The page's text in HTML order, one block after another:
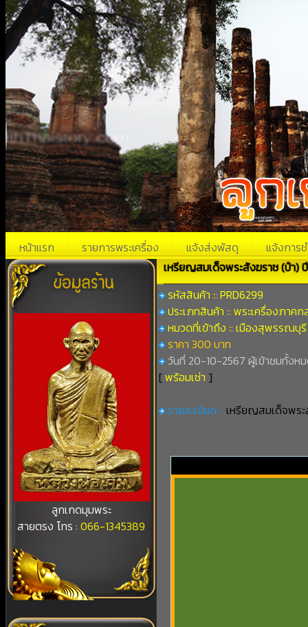
หน้าแรก รายการพระเครื่อง แจ้งส่งพัสดุ แจ้งการช
ลูกเกดมุมพระ
สายตรง โทร :066-1345389
เหรียญสมเด็จพระสังฆราช (ป๋า) ปี
รหัสสินค้า :: PRD6299
ประเภทสินค้า :: พระเครื่องภาคก
หมวดที่เข้าถึง :: เมืองสุพรรณบุรี
ราคา 300 บาท
วันที่ 20-10-2567 ผู้เข้าชมทั้งห
[พร้อมเช่า ]
รายละเอียด :: เหรียญสมเด็จพร